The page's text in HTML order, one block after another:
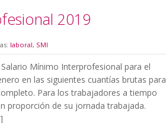
2019
laboral, SMI
Mínimo Interprofesional para el
en las siguientes cuantías brutas para
Para los trabajadores a tiempo
proporción de su jornada trabajada.